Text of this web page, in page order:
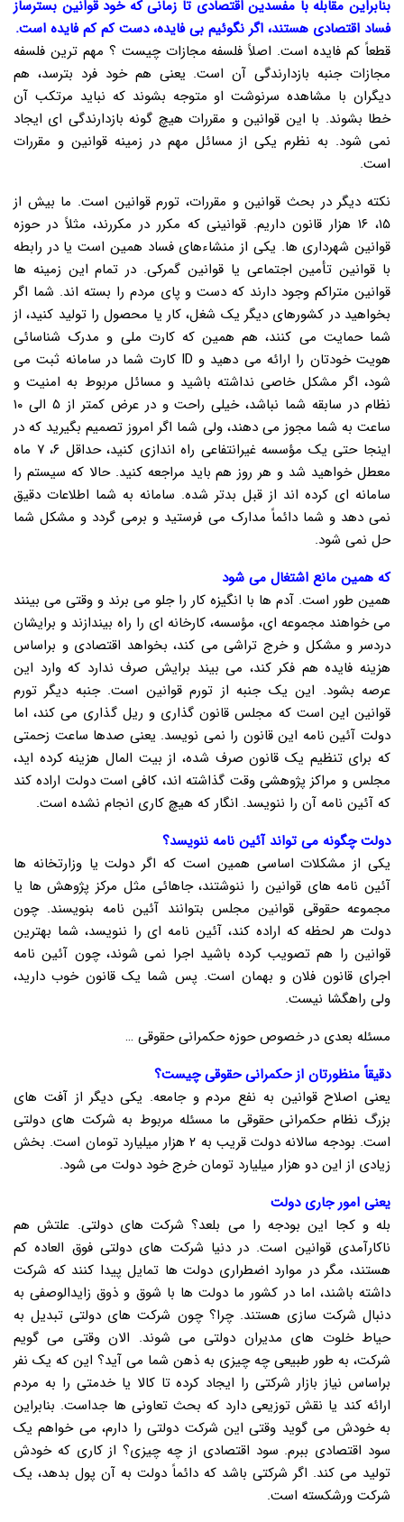
بنابراین مقابله با مفسدین اقتصادی تا زمانی که خود قوانین بسترساز
فساد اقتصادی هستند، اگر نگوئیم بی فایده، دست کم کم فایده است.
قطعاً کم فایده است. اصلاً فلسفه مجازات چیست ؟ مهم ترین فلسفه
مجازات جنبه بازدارندگی آن است. یعنی هم خود فرد بترسد، هم
دیگران با مشاهده سرنوشت او متوجه بشوند که نباید مرتکب آن
خطا بشوند. با این قوانین و مقررات هیچ گونه بازدارندگی ای ایجاد
نمی شود. به نظرم یکی از مسائل مهم در زمینه قوانین و مقررات
است.
نکته دیگر در بحث قوانین و مقررات، تورم قوانین است. ما بیش از
۱۵، ۱۶ هزار قانون داریم. قوانینی که مکرر در مکررند، مثلاً در حوزه
قوانین شهرداری ها. یکی از منشاءهای فساد همین است یا در رابطه
با قوانین تأمین اجتماعی یا قوانین گمرکی. در تمام این زمینه ها
قوانین متراکم وجود دارند که دست و پای مردم را بسته اند. شما اگر
بخواهید در کشورهای دیگر یک شغل، کار یا محصول را تولید کنید، از
شما حمایت می کنند، هم همین که کارت ملی و مدرک شناسائی
هویت خودتان را ارائه می دهید و ID کارت شما در سامانه ثبت می
شود، اگر مشکل خاصی نداشته باشید و مسائل مربوط به امنیت و
نظام در سابقه شما نباشد، خیلی راحت و در عرض کمتر از ۵ الی ۱۰
ساعت به شما مجوز می دهند، ولی شما اگر امروز تصمیم بگیرید که در
اینجا حتی یک مؤسسه غیرانتفاعی راه اندازی کنید، حداقل ۶، ۷ ماه
معطل خواهید شد و هر روز هم باید مراجعه کنید. حالا که سیستم را
سامانه ای کرده اند از قبل بدتر شده. سامانه به شما اطلاعات دقیق
نمی دهد و شما دائماً مدارک می فرستید و برمی گردد و مشکل شما
حل نمی شود.
که همین مانع اشتغال می شود
همین طور است. آدم ها با انگیزه کار را جلو می برند و وقتی می بینند
می خواهند مجموعه ای، مؤسسه، کارخانه ای را راه بیندازند و برایشان
دردسر و مشکل و خرج تراشی می کند، بخواهد اقتصادی و براساس
هزینه فایده هم فکر کند، می بیند برایش صرف ندارد که وارد این
عرصه بشود. این یک جنبه از تورم قوانین است. جنبه دیگر تورم
قوانین این است که مجلس قانون گذاری و ریل گذاری می کند، اما
دولت آئین نامه این قانون را نمی نویسد. یعنی صدها ساعت زحمتی
که برای تنظیم یک قانون صرف شده، از بیت المال هزینه کرده اید،
مجلس و مراکز پژوهشی وقت گذاشته اند، کافی است دولت اراده کند
که آئین نامه آن را ننویسد. انگار که هیچ کاری انجام نشده است.
دولت چگونه می تواند آئین نامه ننویسد؟
یکی از مشکلات اساسی همین است که اگر دولت یا وزارتخانه ها
آئین نامه های قوانین را ننوشتند، جاهائی مثل مرکز پژوهش ها یا
مجموعه حقوقی قوانین مجلس بتوانند آئین نامه بنویسند. چون
دولت هر لحظه که اراده کند، آئین نامه ای را ننویسد، شما بهترین
قوانین را هم تصویب کرده باشید اجرا نمی شوند، چون آئین نامه
اجرای قانون فلان و بهمان است. پس شما یک قانون خوب دارید،
ولی راهگشا نیست.
مسئله بعدی در خصوص حوزه حکمرانی حقوقی …
دقیقاً منظورتان از حکمرانی حقوقی چیست؟
یعنی اصلاح قوانین به نفع مردم و جامعه. یکی دیگر از آفت های
بزرگ نظام حکمرانی حقوقی ما مسئله مربوط به شرکت های دولتی
است. بودجه سالانه دولت قریب به ۲ هزار میلیارد تومان است. بخش
زیادی از این دو هزار میلیارد تومان خرج خود دولت می شود.
یعنی امور جاری دولت
بله و کجا این بودجه را می بلعد؟ شرکت های دولتی. علتش هم
ناکارآمدی قوانین است. در دنیا شرکت های دولتی فوق العاده کم
هستند، مگر در موارد اضطراری دولت ها تمایل پیدا کنند که شرکت
داشته باشند، اما در کشور ما دولت ها با شوق و ذوق زایدالوصفی به
دنبال شرکت سازی هستند. چرا؟ چون شرکت های دولتی تبدیل به
حیاط خلوت های مدیران دولتی می شوند. الان وقتی می گویم
شرکت، به طور طبیعی چه چیزی به ذهن شما می آید؟ این که یک نفر
براساس نیاز بازار شرکتی را ایجاد کرده تا کالا یا خدمتی را به مردم
ارائه کند یا نقش توزیعی دارد که بحث تعاونی ها جداست. بنابراین
به خودش می گوید وقتی این شرکت دولتی را دارم، می خواهم یک
سود اقتصادی ببرم. سود اقتصادی از چه چیزی؟ از کاری که خودش
تولید می کند. اگر شرکتی باشد که دائماً دولت به آن پول بدهد، یک
شرکت ورشکسته است.